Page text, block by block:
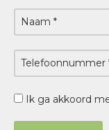
Ik ga akkoord